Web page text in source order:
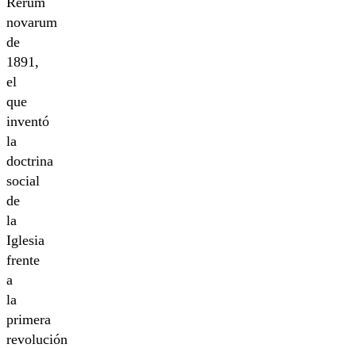
novarum
de
1891,
el
que
inventó
la
doctrina
social
de
la
Iglesia
frente
a
la
primera
revolución